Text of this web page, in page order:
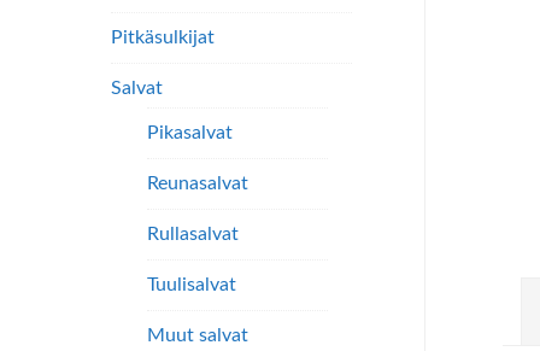
Pitkäsulkijat
Salvat
Pikasalvat
Reunasalvat
Rullasalvat
Tuulisalvat
Muut salvat